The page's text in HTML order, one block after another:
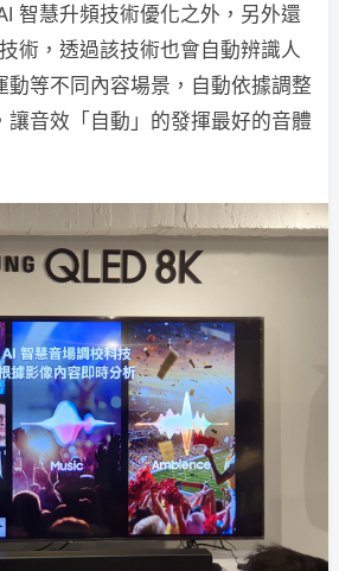
智慧升頻技術優化之外，另外還
術，透過該技術也會自動辨識人
動等不同內容場景，自動依據調整
讓音效「自動」的發揮最好的音體